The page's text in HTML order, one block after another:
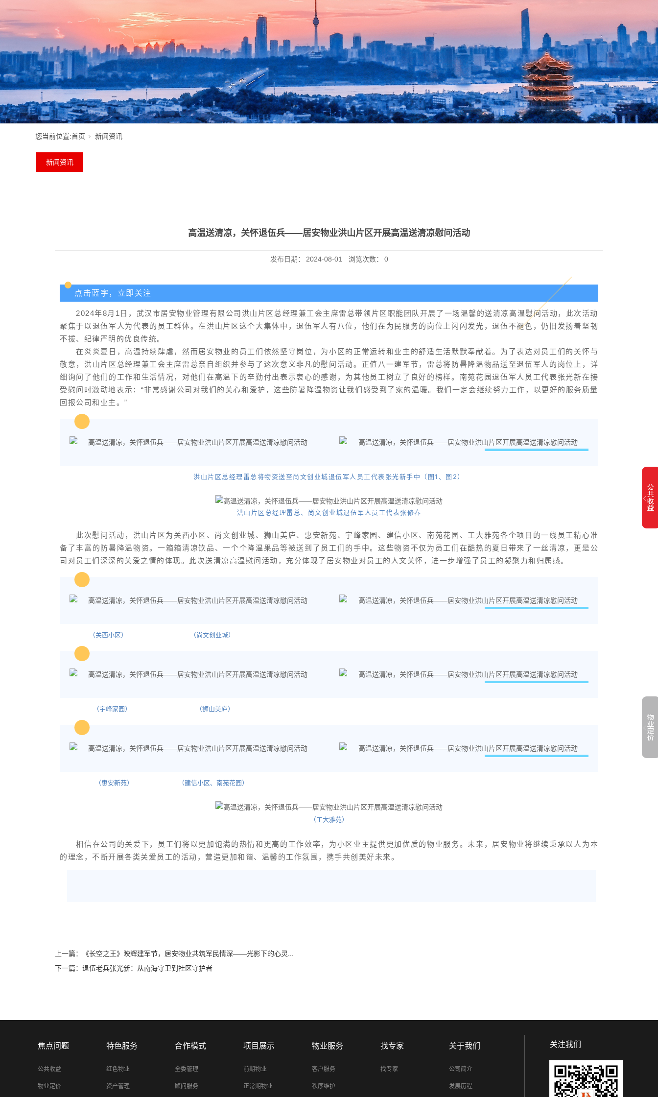
您当前位置:首页 新闻资讯
新闻资讯
高温送清凉，关怀退伍兵——居安物业洪山片区开展高温送清凉慰问活动
发布日期： 2024-08-01 浏览次数： 0
点击蓝字，立即关注
2024年8月1日，武汉市居安物业管理有限公司洪山片区总经理兼工会主席雷总带领片区职能团队开展了一场温馨的送清凉高温慰问活动，此次活动
聚焦于以退伍军人为代表的员工群体。在洪山片区这个大集体中，退伍军人有八位，他们在为民服务的岗位上闪闪发光，退伍不褪色，仍旧发扬着坚韧
不拔、纪律严明的优良传统。
在炎炎夏日，高温持续肆虐，然而居安物业的员工们依然坚守岗位，为小区的正常运转和业主的舒适生活默默奉献着。为了表达对员工们的关怀与
敬意，洪山片区总经理兼工会主席雷总亲自组织并参与了这次意义非凡的慰问活动。正值八一建军节，雷总将防暑降温物品送至退伍军人的岗位上，详
细询问了他们的工作和生活情况，对他们在高温下的辛勤付出表示衷心的感谢，为其他员工树立了良好的榜样。南苑花园退伍军人员工代表张光新在接
受慰问时激动地表示：“非常感谢公司对我们的关心和爱护，这些防暑降温物资让我们感受到了家的温暖。我们一定会继续努力工作，以更好的服务质量
回报公司和业主。”
洪山片区总经理雷总将物资送至尚文创业城退伍军人员工代表张光新手中（图1、图2）
洪山片区总经理雷总、尚文创业城退伍军人员工代表张修春
此次慰问活动，洪山片区为关西小区、尚文创业城、狮山美庐、惠安新苑、宇峰家园、建信小区、南苑花园、工大雅苑各个项目的一线员工精心准
备了丰富的防暑降温物资。一箱箱清凉饮品、一个个降温果品等被送到了员工们的手中。这些物资不仅为员工们在酷热的夏日带来了一丝清凉，更是公
司对员工们深深的关爱之情的体现。此次送清凉高温慰问活动，充分体现了居安物业对员工的人文关怀，进一步增强了员工的凝聚力和归属感。
（关西小区） （尚文创业城）
（宇峰家园） （狮山美庐）
（惠安新苑） （建信小区、南苑花园）
（工大雅苑）
相信在公司的关爱下，员工们将以更加饱满的热情和更高的工作效率，为小区业主提供更加优质的物业服务。未来，居安物业将继续秉承以人为本
的理念，不断开展各类关爱员工的活动，营造更加和谐、温馨的工作氛围，携手共创美好未来。
上一篇：
《长空之王》映辉建军节，居安物业共筑军民情深——光影下的心灵...
下一篇： 退伍老兵张光新：从南海守卫到社区守护者
焦点问题
公共收益
物业定价
特色服务
红色物业
资产管理
合作模式
全委管理
顾问服务
项目展示
前期物业
正常期物业
物业服务
客户服务
秩序维护
找专家
找专家
关于我们
公司简介
发展历程
关注我们